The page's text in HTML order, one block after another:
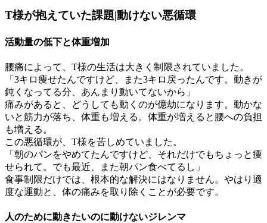
T様が抱えていた課題|動けない悪循環
活動量の低下と体重増加
腰痛によって、T様の生活は大きく制限されていました。
「3キロ痩せたんですけど、また3キロ戻ったんです。動きが
鈍くなってる分、あんまり動いてないから」
痛みがあると、どうしても動くのが億劫になります。動かな
いと筋力が落ち、体重も増える。体重が増えると腰への負担
も増える。
この悪循環が、T様を苦しめていました。
「朝のパンをやめてたんですけど、それだけでもちょっと痩
せられて。でも最近、また朝パン食べてるし」
食事制限だけでは、根本的な解決にはなりません。やはり適
度な運動と、体の痛みを取り除くことが必要です。
人のために動きたいのに動けないジレンマ